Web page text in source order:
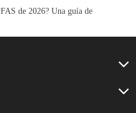
de 2026? Una guía de